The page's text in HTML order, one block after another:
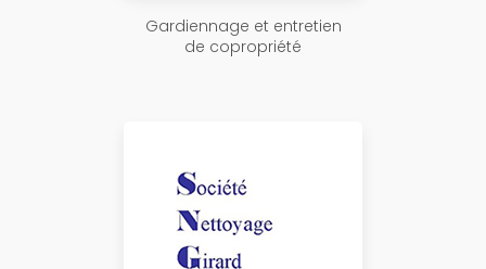
Gardiennage et entretien
de copropriété